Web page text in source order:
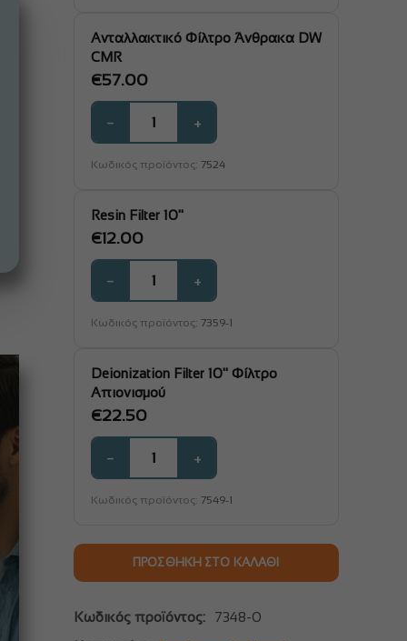
Ανταλλακτικό Φίλτρο Άνθρακα DW
CMR
€57.00
− +
Κωδικός προϊόντος: 7524
Resin Filter 10"
€12.00
− +
Κωδικός προϊόντος: 7359-1
Deionization Filter 10'' Φίλτρο
Απιονισμού
€22.50
− +
Κωδικός προϊόντος: 7549-1
ΠΡΟΣΘΉΚΗ ΣΤΟ ΚΑΛΆΘΙ
Κωδικός προϊόντος:
7348-0